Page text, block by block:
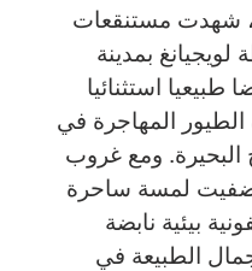
في الثالث من يناير 2026، شهدت مستنقعات
بمدينة
استثنائيا
المهاجرة في
ومع غروب
لمسة ساحرة
بيئية نابضة
الطبيعة في